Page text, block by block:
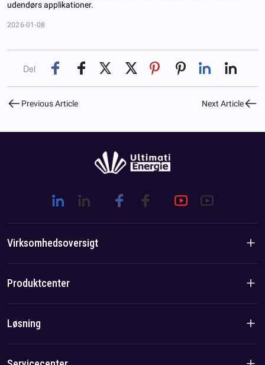
udendørs applikationer.
2026-01-08
Del
Previous Article Next Article
Virksomhedsoversigt
Virksomhedsintroduktion
Hold-/lokal fordel
Produktcenter
Boligprodukter
Løsning
Løsning